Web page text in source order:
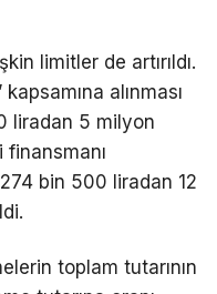
limitler de artırıldı.
alınması
liradan 5 milyon
finansmanı
bin 500 liradan 12
toplam tutarının